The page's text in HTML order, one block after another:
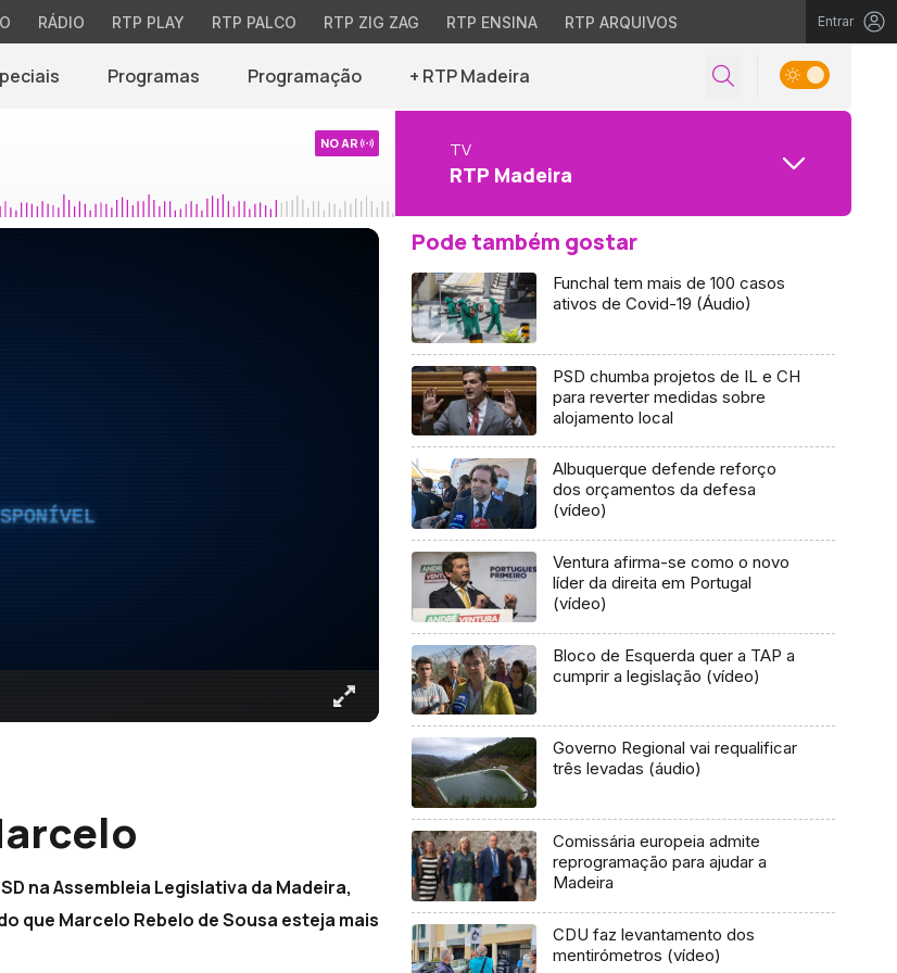
RÁDIO RTP PLAY RTP PALCO RTP ZIG ZAG RTP ENSINA RTP ARQUIVOS Entrar
Programas Programação + RTP Madeira
NO AR TV
RTP Madeira
na Assembleia Legislativa da Madeira,
que Marcelo Rebelo de Sousa esteja mais
Pode também gostar
Funchal tem mais de 100 casos
ativos de Covid-19 (Áudio)
PSD chumba projetos de IL e CH
para reverter medidas sobre
alojamento local
Albuquerque defende reforço
dos orçamentos da defesa
(vídeo)
Ventura afirma-se como o novo
líder da direita em Portugal
(vídeo)
Bloco de Esquerda quer a TAP a
cumprir a legislação (vídeo)
Governo Regional vai requalificar
três levadas (áudio)
Comissária europeia admite
reprogramação para ajudar a
Madeira
CDU faz levantamento dos
mentirómetros (vídeo)